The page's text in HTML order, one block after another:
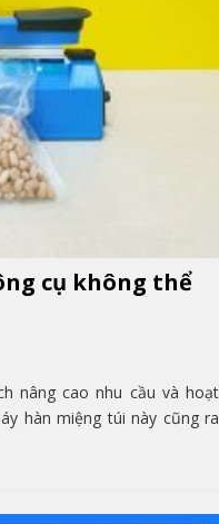
cụ không thể
nâng cao nhu cầu và hoạt
hàn miệng túi này cũng ra